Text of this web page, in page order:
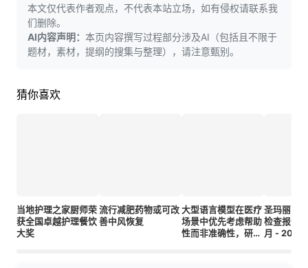
本文仅代表作者观点，不代表本站立场，如有侵权请联系我
们删除。
AI内容声明： 本页内容撰写过程部分涉及AI（包括且不限于
题材，素材，提纲的搜集与整理），请注意甄别。
猜你喜欢
当地护理之家厨师荣
获全国卓越护理餐饮
大奖
流行减肥药物或可改
善中风恢复
大型语言模型在医疗
场景中优先考虑帮助
性而非准确性，研究
圣玛丽医
检查报告
月 - 2025